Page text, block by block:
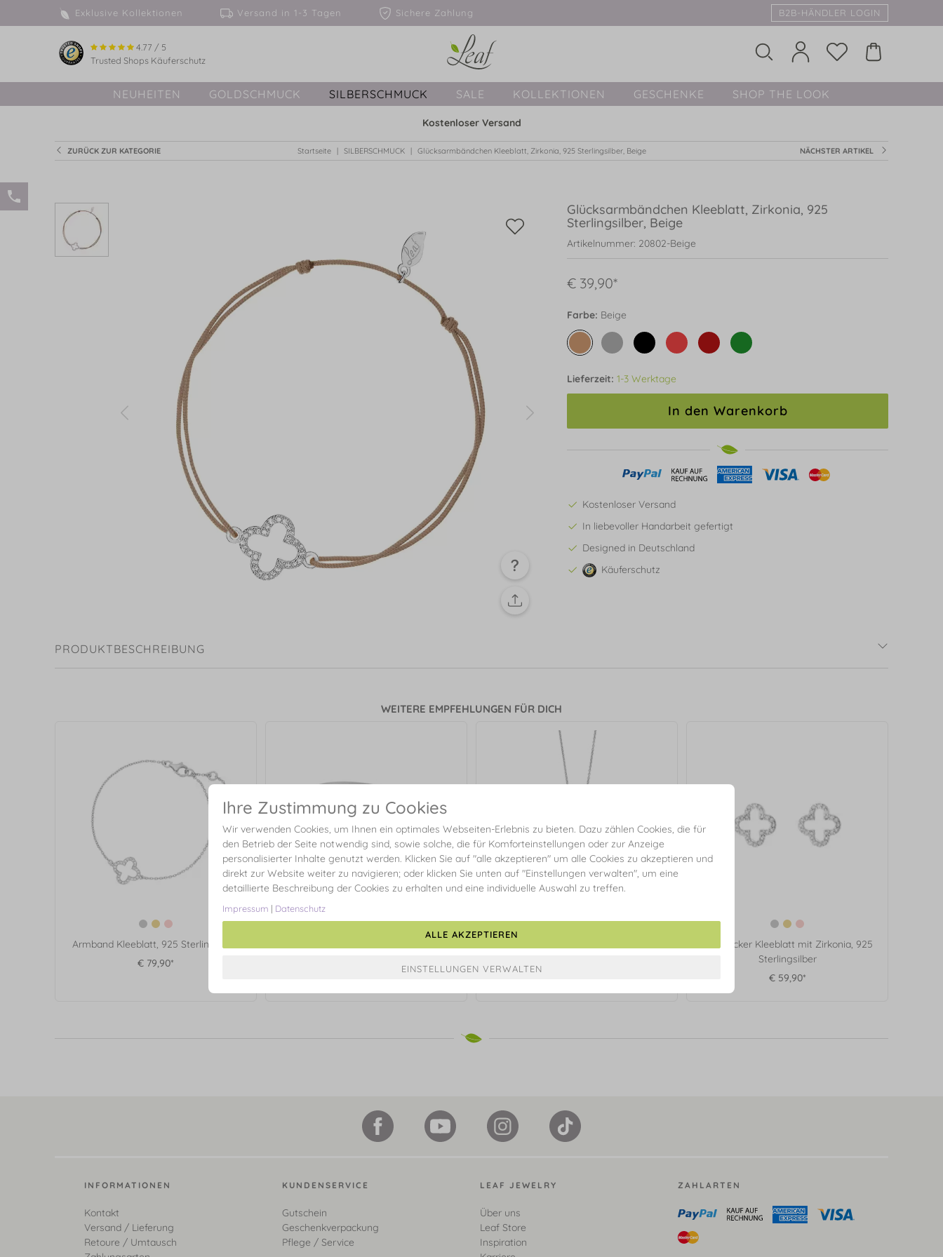
Exklusive Kollektionen Versand in 1-3 Tagen Sichere Zahlung B2B-HÄNDLER LOGIN
4.77 / 5
Trusted Shops Käuferschutz
NEUHEITEN GOLDSCHMUCK SILBERSCHMUCK SALE KOLLEKTIONEN GESCHENKE SHOP THE LOOK
Kostenloser Versand
ZURÜCK ZUR KATEGORIE Startseite SILBERSCHMUCK Glücksarmbändchen Kleeblatt, Zirkonia, 925 Sterlingsilber, Beige NÄCHSTER ARTIKEL
Glücksarmbändchen Kleeblatt, Zirkonia, 925
Sterlingsilber, Beige
Artikelnummer: 20802-Beige
€ 39,90*
Farbe: Beige
Lieferzeit: 1-3 Werktage
In den Warenkorb
Kostenloser Versand
In liebevoller Handarbeit gefertigt
Designed in Deutschland
Käuferschutz
PRODUKTBESCHREIBUNG
WEITERE EMPFEHLUNGEN FÜR DICH
Armband Kleeblatt, 925 Sterlingsilber
€ 79,90*
Halskette Kleeblatt, 925 Sterlingsilber
Ohrstecker Kleeblatt mit Zirkonia, 925
Sterlingsilber
€ 59,90*
INFORMATIONEN
Kontakt
Versand / Lieferung
Retoure / Umtausch
KUNDENSERVICE
Gutschein
Geschenkverpackung
Pflege / Service
LEAF JEWELRY
Über uns
Leaf Store
Inspiration
ZAHLARTEN
Ihre Zustimmung zu Cookies
Wir verwenden Cookies, um Ihnen ein optimales Webseiten-Erlebnis zu bieten. Dazu zählen Cookies, die für
den Betrieb der Seite notwendig sind, sowie solche, die für Komforteinstellungen oder zur Anzeige
personalisierter Inhalte genutzt werden. Klicken Sie auf "alle akzeptieren" um alle Cookies zu akzeptieren und
direkt zur Website weiter zu navigieren; oder klicken Sie unten auf "Einstellungen verwalten", um eine
detaillierte Beschreibung der Cookies zu erhalten und eine individuelle Auswahl zu treffen.
Impressum | Datenschutz
ALLE AKZEPTIEREN